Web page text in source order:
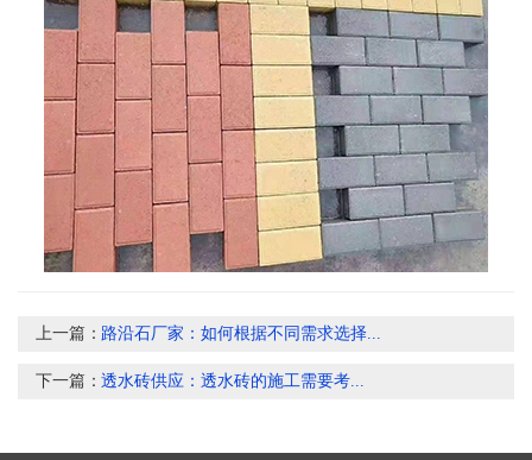
上一篇： 路沿石厂家：如何根据不同需求选择...
下一篇：​透水砖供应：透水砖的施工需要考...